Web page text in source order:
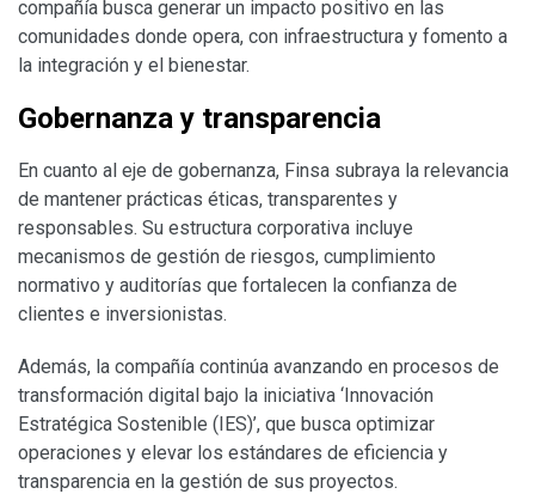
compañía busca generar un impacto positivo en las
comunidades donde opera, con infraestructura y fomento a
la integración y el bienestar.
Gobernanza y transparencia
En cuanto al eje de gobernanza, Finsa subraya la relevancia
de mantener prácticas éticas, transparentes y
responsables. Su estructura corporativa incluye
mecanismos de gestión de riesgos, cumplimiento
normativo y auditorías que fortalecen la confianza de
clientes e inversionistas.
Además, la compañía continúa avanzando en procesos de
transformación digital bajo la iniciativa ‘Innovación
Estratégica Sostenible (IES)’, que busca optimizar
operaciones y elevar los estándares de eficiencia y
transparencia en la gestión de sus proyectos.